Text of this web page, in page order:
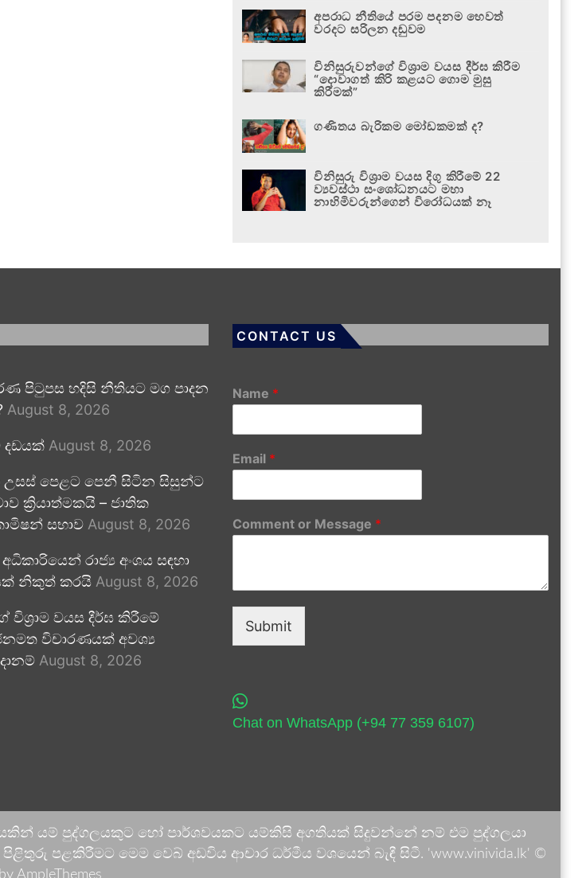
අපරාධ නීතියේ පරම පදනම හෙවත්
වරදට සරිලන දඬුවම
විනිසුරුවන්ගේ විශ්‍රාම වයස දීර්ඝ කිරීම
“දොවාගත් කිරි කළයට ගොම මුසු
කිරීමක්”
ගණිතය බැරිකම මෝඩකමක් ද?
විනිසුරු විශ්‍රාම වයස දිගු කිරීමේ 22
ව්‍යවස්ථා සංශෝධනයට මහා
නාහිමිවරුන්ගෙන් විරෝධයක් නෑ
පිටුපස හදිසි නීතියට මග පාදන
August 8, 2026
දඩයක් August 8, 2026
උසස් පෙළට පෙනී සිටින සිසුන්ට
ක්‍රියාත්මකයි – ජාතික
සභාව August 8, 2026
රාජ්‍ය අංශය සඳහා
නිකුත් කරයි August 8, 2026
වයස දීර්ඝ කිරීමේ
විචාරණයක් අවශ්‍ය
August 8, 2026
CONTACT US
Name *
Email *
Comment or Message *
Submit
Chat on WhatsApp (+94 77 359 6107)
යම් පුද්ගලයකුට හෝ පාර්ශවයකට යම්කිසි අගතියක් සිදුවන්නේ නම් එම පුද්ගලයා
පළකිරීමට මෙම වෙබ් අඩවිය ආචාර ධර්මීය වශයෙන් බැඳී සිටී. 'www.vinivida.lk' ©
AmpleThemes